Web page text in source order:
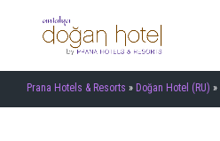
Prana Hotels & Resorts » Doğan Hotel (RU) »